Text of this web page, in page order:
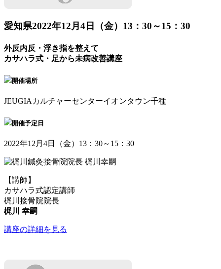
愛知県2022年12月4日（金）13：30～15：30
外反内反・浮き指を整えて
カサハラ式・足から未病改善講座
開催場所
JEUGIAカルチャーセンターイオンタウン千種
開催予定日
2022年12月4日（金）13：30～15：30
【講師】
カサハラ式認定講師
梶川接骨院院長
梶川 幸嗣
講座の詳細を見る